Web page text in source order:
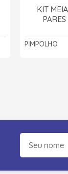
KIT
PIMPOLHO